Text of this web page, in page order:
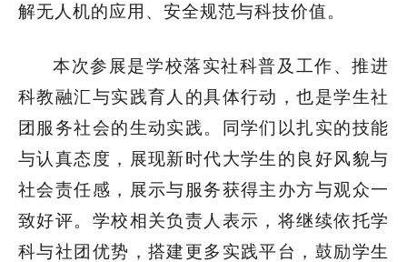
解无人机的应用、安全规范与科技价值。
本次参展是学校落实社科普及工作、推进
科教融汇与实践育人的具体行动，也是学生社
团服务社会的生动实践。同学们以扎实的技能
与认真态度，展现新时代大学生的良好风貌与
社会责任感，展示与服务获得主办方与观众一
致好评。 学校相关负责人表示，将继续依托学
科与社团优势，搭建更多实践平台，鼓励学生